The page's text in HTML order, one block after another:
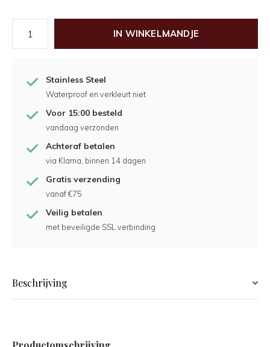
IN WINKELMANDJE
Stainless Steel
Waterproof en verkleurt niet
Voor 15:00 besteld
vandaag verzonden
Achteraf betalen
via Klarna, binnen 14 dagen
Gratis verzending
vanaf €75
Veilig betalen
met beveiligde SSL verbinding
Beschrijving